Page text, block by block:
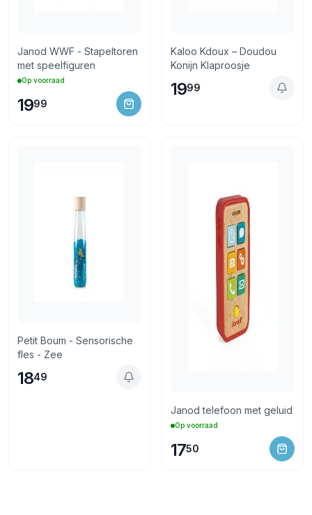
Janod WWF - Stapeltoren
met speelfiguren
Op voorraad
1999
Kaloo Kdoux – Doudou
Konijn Klaproosje
1999
Petit Boum - Sensorische
fles - Zee
1849
Janod telefoon met geluid
Op voorraad
1750